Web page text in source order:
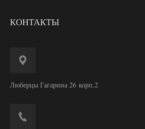
КОНТАКТЫ
Люберцы Гагарина 26 корп.2